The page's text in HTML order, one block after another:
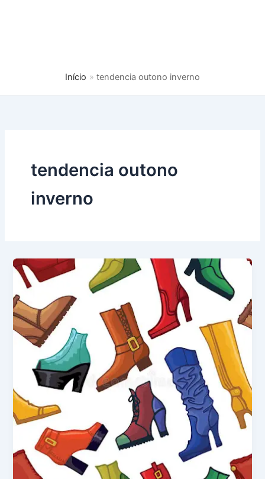
Início tendencia outono inverno
tendencia outono
inverno